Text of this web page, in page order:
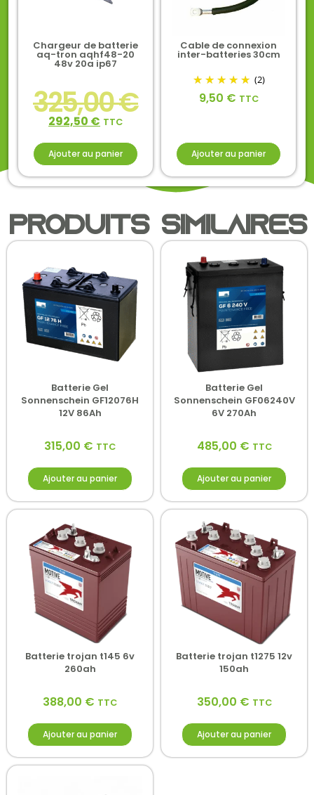
Chargeur de batterie
aq-tron aqhf48-20
48v 20a ip67
325,00€
292,50 € TTC
Ajouter au panier
Cable de connexion
inter-batteries 30cm
(2)
9,50 € TTC
Ajouter au panier
Produits similaires
Batterie Gel
Sonnenschein GF12076H
12V 86Ah
315,00 € TTC
Ajouter au panier
Batterie Gel
Sonnenschein GF06240V
6V 270Ah
485,00 € TTC
Ajouter au panier
Batterie trojan t145 6v
260ah
388,00 € TTC
Ajouter au panier
Batterie trojan t1275 12v
150ah
350,00 € TTC
Ajouter au panier